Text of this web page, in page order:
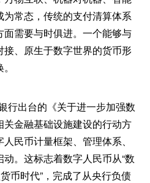
常态，传统的支付清算体系
需要与时俱进。一个能够与
、原生于数字世界的货币形
行出台的《关于进一步加强数
金融基础设施建设的行动方
民币计量框架、管理体系、
。这标志着数字人民币从“数
币时代”，完成了从央行负债